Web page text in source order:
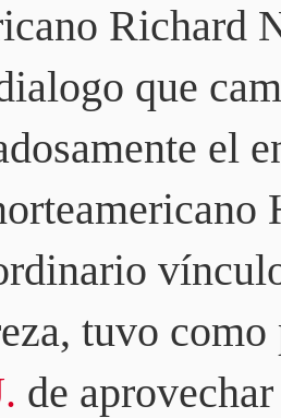
Richard
que
el
tuvo
de